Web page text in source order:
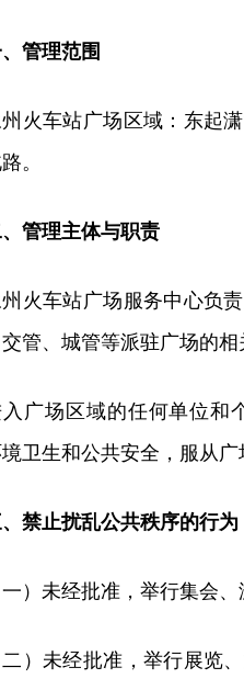
管理范围
火车站广场区域：东起
。
管理主体与职责
火车站广场服务中心负
管、城管等派驻广场的相
广场区域的任何单位和
卫生和公共安全，服从广
禁止扰乱公共秩序的行为
一）未经批准，举行集会、
二）未经批准，举行展览